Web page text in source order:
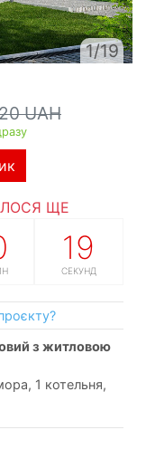
1/19
UAH
ЩЕ
18
СЕКУНД
1 котельня,